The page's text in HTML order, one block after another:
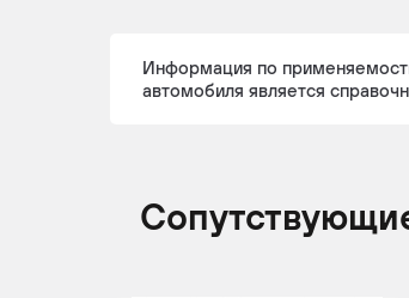
Информация по
автомобиля является